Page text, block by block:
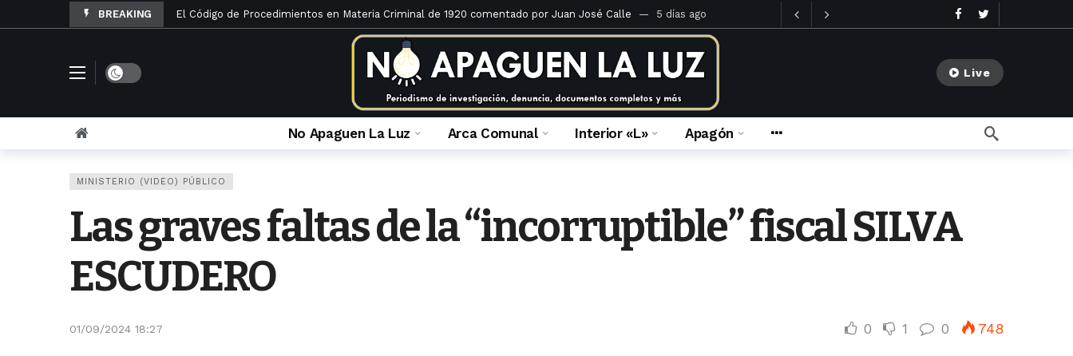
BREAKING
El Código de Procedimientos en Materia Criminal de 1920 comentado por Juan José Calle 5 días ago
La denuncia penal por otorgamiento ilegal de derechos en el Caso Mall Plaza Comas 1 semana ago
Rosario Velazco archiva queja contra fiscal que la investiga 4 semanas ago
El Poder Judicial de Lima abre Los Portales del inframundo 2 meses ago
La Sexta Sala Penal limpia a Caruajulca Quispe: crónica de una absolución anunciada 2 meses ago
Sinuosos cambios en la sala que verá la apelación de sentencia de María Caruajulca Quispe 2 meses ago
La apelación fiscal contra el infame fallo en el caso de usurpación en Jr. Enrique Barrón
La lista de administrativos y fiscales del Ministerio Público de Lima Norte al 14 de febrero del 2023 3 meses ago
Fiscal ambiental Silvia Cáceda de arranque archiva denuncia contra Saldaña y el Mall 22 horas ago
Live
No Apaguen La Luz Arca Comunal Interior «L» Apagón
MINISTERIO (VIDEO) PÚBLICO
Las graves faltas de la “incorruptible” fiscal SILVA
ESCUDERO
01/09/2024 18:27 0 1 0 748